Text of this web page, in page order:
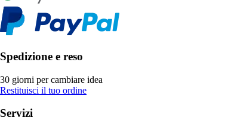
Spedizione e reso
30 giorni per cambiare idea
Restituisci il tuo ordine
Servizi